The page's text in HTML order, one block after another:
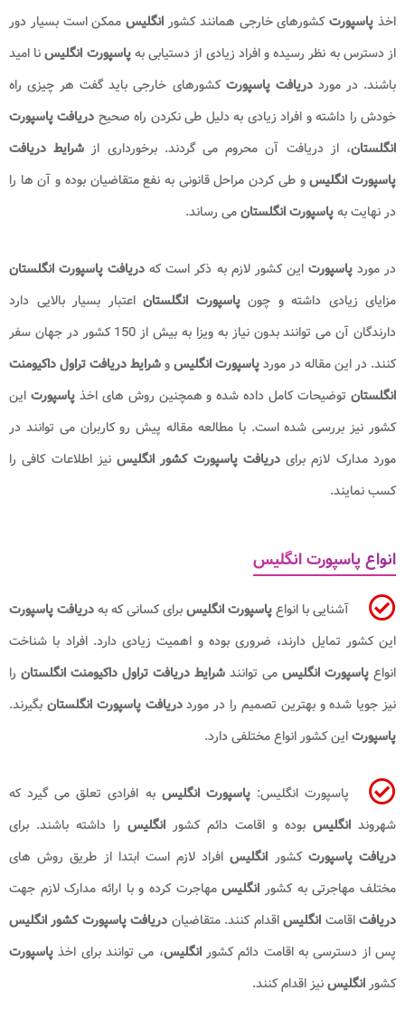
اخذ پاسپورتکشورهای خارجی همانند کشور انگلیس ممکن است بسیار دور
از دسترس به نظر رسیده و افراد زیادی از دستیابی بهپاسپورت انگلیسنا امید
باشند. در مورددریافت پاسپورت کشورهای خارجی باید گفت هر چیزی راه
خودش را داشته و افراد زیادی به دلیل طی نکردن راه صحیح دریافت پاسپورت
انگلستان، از دریافت آن محروم می گردند. برخورداری از شرایط دریافت
پاسپورت انگلیسو طی کردن مراحل قانونی به نفع متقاضیان بوده و آن ها را
در نهایت بهپاسپورت انگلستانمی رساند.
در موردپاسپورت این کشور لازم به ذکر است که دریافت پاسپورت انگلستان
مزایای زیادی داشته و چونپاسپورت انگلستان اعتبار بسیار بالایی دارد
دارندگان آن می توانند بدون نیاز به ویزا به بیش از 150 کشور در جهان سفر
کنند. در این مقاله در موردپاسپورت انگلیسوشرایط دریافت تراول داکیومنت
انگلستانتوضیحات کامل داده شده و همچنین روش های اخذپاسپورت این
کشور نیز بررسی شده است. با مطالعه مقاله پیش رو کاربران می توانند در
مورد مدارک لازم برایدریافت پاسپورت کشور انگلیسنیز اطلاعات کافی را
کسب نمایند.
انواع پاسپورت انگلیس
آشنایی با انواعپاسپورت انگلیسبرای کسانی که بهدریافت پاسپورت
این کشور تمایل دارند، ضروری بوده و اهمیت زیادی دارد. افراد با شناخت
انواع پاسپورت انگلیس می توانند شرایط دریافت تراول داکیومنت انگلستان را
نیز جویا شده و بهترین تصمیم را در مورددریافت پاسپورت انگلستان بگیرند.
پاسپورتاین کشور انواع مختلفی دارد.
پاسپورت انگلیس:پاسپورت انگلیس به افرادی تعلق می گیرد که
شهروند انگلیس بوده و اقامت دائم کشور انگلیس را داشته باشند. برای
دریافت پاسپورت کشور انگلیس افراد لازم است ابتدا از طریق روش های
مختلف مهاجرتی به کشورانگلیسمهاجرت کرده و با ارائه مدارک لازم جهت
دریافتاقامت انگلیساقدام کنند. متقاضیان دریافت پاسپورت کشور انگلیس
پس از دسترسی به اقامت دائم کشورانگلیس، می توانند برای اخذپاسپورت
کشورانگلیسنیز اقدام کنند.